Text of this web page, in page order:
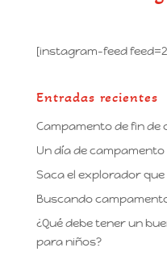
[instagram-feed
Entradas recientes
Campamento de fin de
Un día de campamento
Saca el explorador
Buscando
¿Qué debe tener un
para niños?